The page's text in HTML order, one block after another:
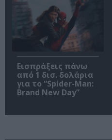
Εισπράξεις πάνω
από 1 δισ. δολάρια
για το “Spider-Man:
Brand New Day”